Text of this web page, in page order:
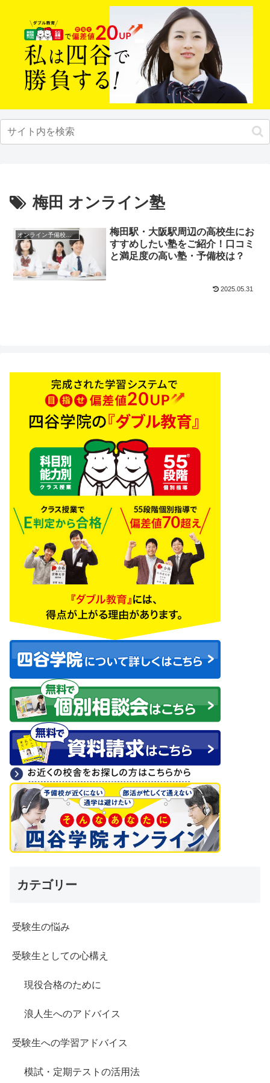
梅田 オンライン塾
梅田駅・大阪駅周辺の高校生にお
すすめしたい塾をご紹介！口コミ
と満足度の高い塾・予備校は？
2025.05.31
カテゴリー
受験生の悩み
受験生としての心構え
現役合格のために
浪人生へのアドバイス
受験生への学習アドバイス
模試・定期テストの活用法